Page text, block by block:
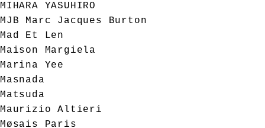
MIHARA YASUHIRO
MJB Marc Jacques Burton
Mad Et Len
Maison Margiela
Marina Yee
Masnada
Matsuda
Maurizio Altieri
Møsais Paris